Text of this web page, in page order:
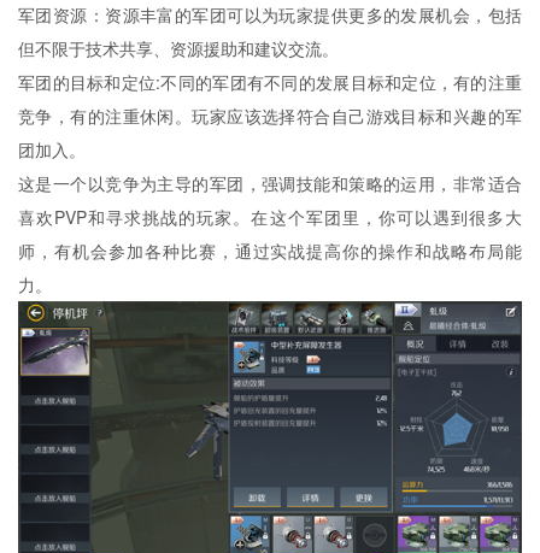
军团资源：资源丰富的军团可以为玩家提供更多的发展机会，包括
但不限于技术共享、资源援助和建议交流。
军团的目标和定位:不同的军团有不同的发展目标和定位，有的注重
竞争，有的注重休闲。玩家应该选择符合自己游戏目标和兴趣的军
团加入。
这是一个以竞争为主导的军团，强调技能和策略的运用，非常适合
喜欢PVP和寻求挑战的玩家。在这个军团里，你可以遇到很多大
师，有机会参加各种比赛，通过实战提高你的操作和战略布局能
力。